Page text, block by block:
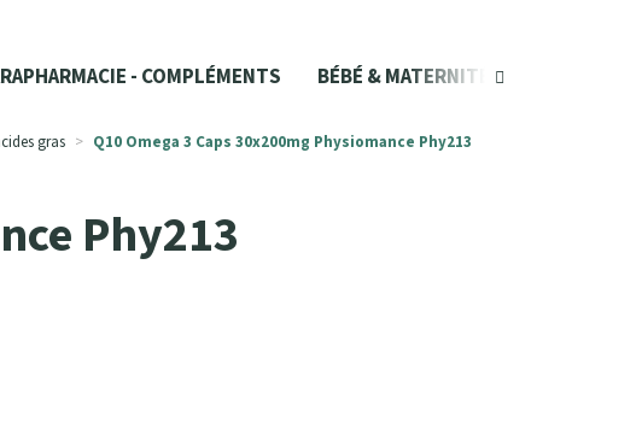
- COMPLÉMENTS BÉBÉ & MATERNITÉ
gras Q10 Omega 3 Caps 30x200mg Physiomance Phy213
Phy213